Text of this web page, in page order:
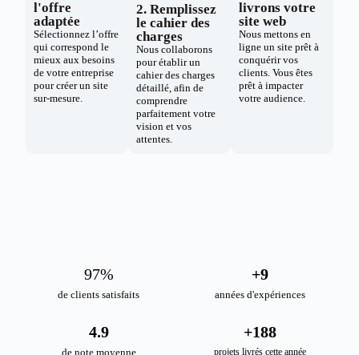
l'offre
adaptée
Sélectionnez l’offre
qui correspond le
mieux aux besoins
de votre entreprise
pour créer un site
sur-mesure.
2. Remplissez
le cahier des
charges
Nous collaborons
pour établir un
cahier des charges
détaillé, afin de
comprendre
parfaitement votre
vision et vos
attentes.
livrons votre
site web
Nous mettons en
ligne un site prêt à
conquérir vos
clients. Vous êtes
prêt à impacter
votre audience.
de clients satisfaits
98%
années d'expériences
+10
de note moyenne
4.9
projets livrés cette année
+189